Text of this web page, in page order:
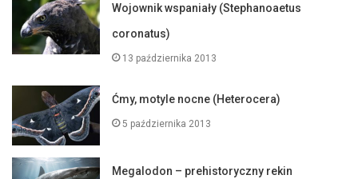
Wojownik wspaniały (Stephanoaetus
coronatus)
13 października 2013
Ćmy, motyle nocne (Heterocera)
5 października 2013
Megalodon – prehistoryczny rekin